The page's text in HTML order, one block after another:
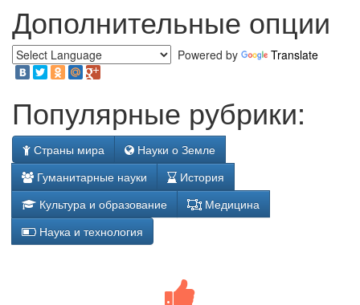
Дополнительные опции
Powered by Translate
Популярные рубрики:
Страны мира
Науки о Земле
Гуманитарные науки
История
Культура и образование
Медицина
Наука и технология